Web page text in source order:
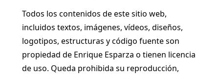
Todos los contenidos de este sitio web,
incluidos textos, imágenes, vídeos, diseños,
logotipos, estructuras y código fuente son
propiedad de Enrique Esparza o tienen licencia
de uso. Queda prohibida su reproducción,